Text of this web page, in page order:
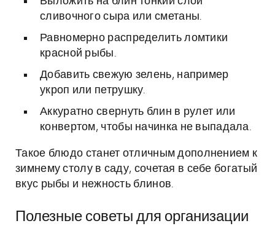
сливочного сыра или сметаны.
Равномерно распределить ломтики
красной рыбы.
Добавить свежую зелень, например
укроп или петрушку.
Аккуратно свернуть блин в рулет или
конвертом, чтобы начинка не выпадала.
Такое блюдо станет отличным дополнением к
зимнему столу в саду, сочетая в себе богатый
вкус рыбы и нежность блинов.
Полезные советы для организации